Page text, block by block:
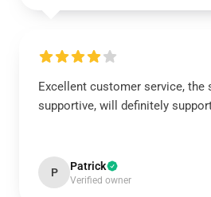
Excellent customer service, the
supportive, will definitely
P Patrick
Verified owner